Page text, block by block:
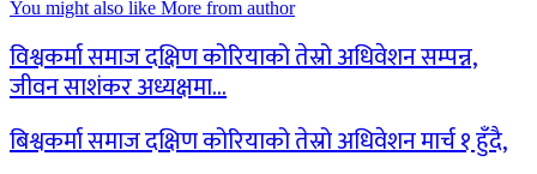
You might also like More from author
विश्वकर्मा समाज दक्षिण कोरियाको तेस्रो अधिवेशन सम्पन्न,
जीवन साशंकर अध्यक्षमा…
बिश्वकर्मा समाज दक्षिण कोरियाको तेस्रो अधिवेशन मार्च १ हुँदै,